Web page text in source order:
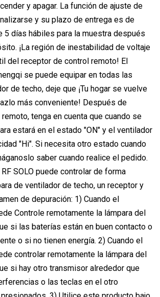
y apagar. La función de ajuste de
y su plazo de entrega es de
5 días hábiles para la muestra después
¡La región de inestabilidad de voltaje
del receptor de control remoto! El
se puede equipar en todas las
de techo, deje que ¡Tu hogar se vuelve
más conveniente! Después de
tenga en cuenta que cuando se
estará en el estado "ON" y el ventilador
"Hi". Si necesita otro estado cuando
saber cuando realice el pedido.
SOLO puede controlar de forma
de ventilador de techo, un receptor y
de depuración: 1) Cuando el
Controle remotamente la lámpara del
si las baterías están en buen contacto o
o si no tienen energía. 2) Cuando el
controlar remotamente la lámpara del
si hay otro transmisor alrededor que
o las teclas en el otro